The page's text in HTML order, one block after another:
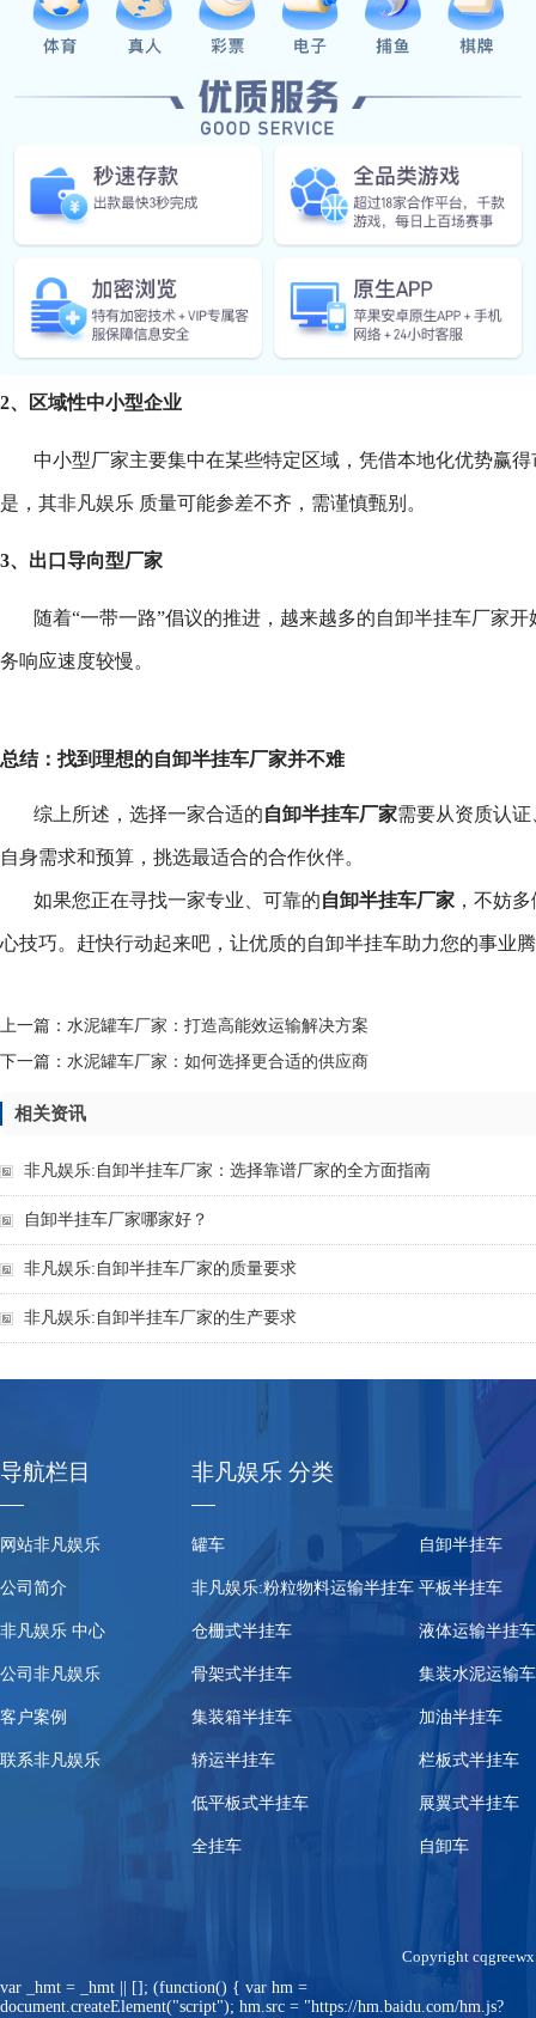
自卸半挂车属于高价值耐用消费品，一旦出现问题，维修
保、定期保养以及24小时技术支持服务。有些厂家甚至在全
市场上常见的几类自卸半挂车厂家分析
1、大型综合型企业
这类厂家通常具有雄厚的资金背景和完整的产业链布局，
案。不过，这类厂家的价格相对较高，更适合预算充足的大客
2、 区域性中小型企业
中小型厂家主要集中在某些特定区域，凭借本地化优势赢
是，其非凡娱乐 质量可能参差不齐，需谨慎甄别。
3、 出口导向型厂家
随着“一带一路”倡议的推进，越来越多的自卸半挂车厂家
务响应速度较慢。
总结：找到理想的自卸半挂车厂家并不难
综上所述，选择一家合适的自卸半挂车厂家需要从资质认
自身需求和预算，挑选最适合的合作伙伴。
如果您正在寻找一家专业、可靠的自卸半挂车厂家 ，不妨
心技巧。赶快行动起来吧，让优质的自卸半挂车助力您的事业
上一篇： 水泥罐车厂家：打造高能效运输解决方案
下一篇： 水泥罐车厂家：如何选择更合适的供应商
相关资讯
非凡娱乐:自卸半挂车厂家：选择靠谱厂家的全方面指南
自卸半挂车厂家哪家好？
非凡娱乐:自卸半挂车厂家的质量要求
非凡娱乐:自卸半挂车厂家的生产要求
导航栏目
网站非凡娱乐
公司简介
非凡娱乐 中心
公司非凡娱乐
客户案例
联系非凡娱乐
非凡娱乐 分类
罐车 自卸半挂车
非凡娱乐:粉粒物料运输半挂车 平板半挂车
仓栅式半挂车 液体运输半挂车
骨架式半挂车 集装水泥运输车
集装箱半挂车 加油半挂车
轿运半挂车 栏板式半挂车
低平板式半挂车 展翼式半挂车
全挂车 自卸车
Copyright
var _hmt = _hmt || []; (function() { var hm =
document.createElement("script"); hm.src = "https://hm.baidu.com/hm.js?